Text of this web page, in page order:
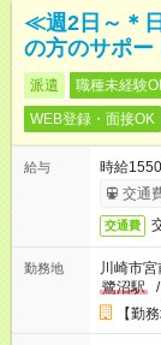
≪週2日～＊
の方のサポー
派遣 職種未経験
WEB登録・面接OK
給与
時給
交通
交通費
勤務地
川崎市宮
鷺沼駅
/
【勤